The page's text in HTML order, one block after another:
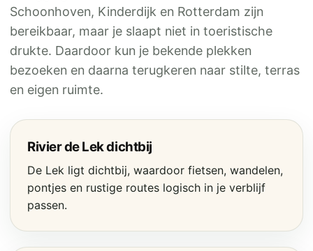
Schoonhoven, Kinderdijk en Rotterdam zijn
bereikbaar, maar je slaapt niet in toeristische
drukte. Daardoor kun je bekende plekken
bezoeken en daarna terugkeren naar stilte, terras
en eigen ruimte.
Rivier de Lek dichtbij
De Lek ligt dichtbij, waardoor fietsen, wandelen,
pontjes en rustige routes logisch in je verblijf
passen.